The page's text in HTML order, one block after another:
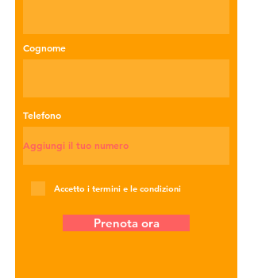
Cognome
Telefono
Accetto i termini e le condizioni
Prenota ora